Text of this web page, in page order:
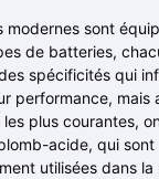
modernes sont
de batteries,
spécificités qui
performance, mais
plus courantes,
acide, qui sont
utilisées dans